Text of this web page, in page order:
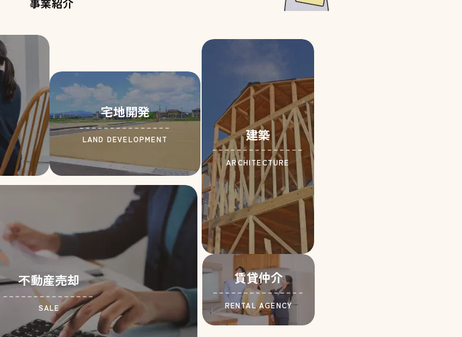
宅地開発
LAND DEVELOPMENT
不動産売却
SALE
建築
ARCHITECTURE
賃貸仲介
RENTAL AGENCY